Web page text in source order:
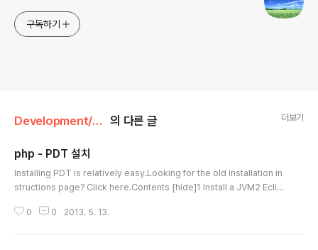
구독하기
Development/PHP 의 다른 글 더보기
php - PDT 설치
Installing PDT is relatively easy.Looking for the old installation in
structions page? Click here.Contents [hide]1 Install a JVM2 Eclip
pdate Site3.1.1 Prerequisites3.1.2 Installation Flow3.1.3 Additional
0 0 2013. 5. 13.